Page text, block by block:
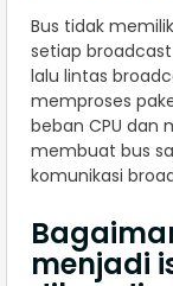
Bus tidak
setiap
lalu lintas
memproses
beban CPU dan
membuat bus
komunikasi
menjadi